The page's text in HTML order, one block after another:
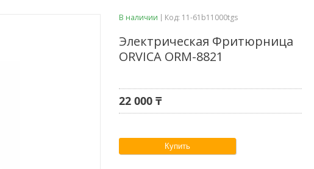
В наличии Код: 11-61b11000tgs
Электрическая Фритюрница
ORVICA ORM-8821
22 000 ₸
Купить